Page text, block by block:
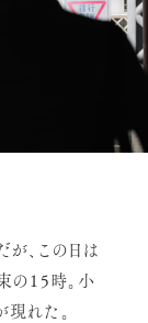
、この日は
の15時。小
れた。